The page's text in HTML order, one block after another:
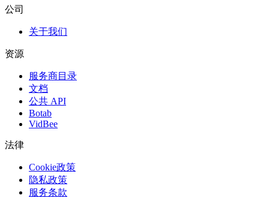
公司
关于我们
资源
服务商目录
文档
公共 API
Botab
VidBee
法律
Cookie政策
隐私政策
服务条款